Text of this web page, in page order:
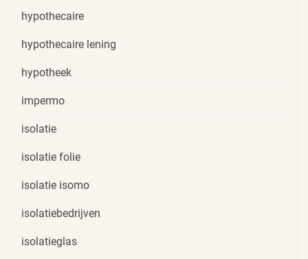
hypothecaire
hypothecaire lening
hypotheek
impermo
isolatie
isolatie folie
isolatie isomo
isolatiebedrijven
isolatieglas